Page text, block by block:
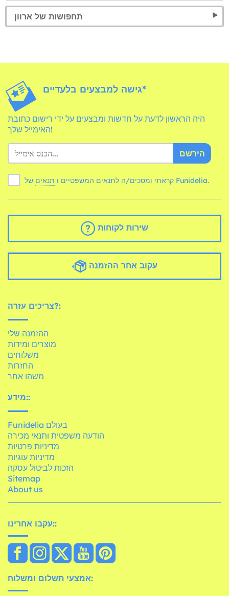
תחפושות של ארוון
גישה למבצעים בלעדיים*
היה הראשון לדעת על חדשות ומבצעים על ידי רישום כתובת
האימייל שלך!
הירשם
קראתי ומסכים/ה לתנאים המשפטיים ו תנאים של Funidelia.
שירות לקוחות
עקוב אחר ההזמנה
צריכים עזרה?:
ההזמנה שלי
מוצרים ומידות
משלוחים
החזרות
משהו אחר
מידע::
Funidelia בעולם
הודעה משפטית ותנאי מכירה
מדיניות פרטיות
מדיניות עוגיות
הזכות לביטול עסקה
Sitemap
About us
עקבו אחרינו::
אמצעי תשלום ומשלוח: